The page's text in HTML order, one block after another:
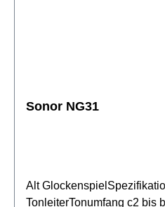
Sonor NG31
Alt
TonleiterTonumfang c2 bis